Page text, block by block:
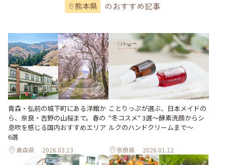
熊本県 のおすすめ記事
青森・弘前の城下町にある洋館か
ら、奈良・吉野の山桜まで。春の
息吹を感じる国内おすすめエリア
6選
青森県 2026.03.13
ことりっぷが選ぶ、日本メイドの
"冬コスメ" 3選～酵素洗顔からシ
ルクのハンドクリームまで～
奈良県 2026.01.12